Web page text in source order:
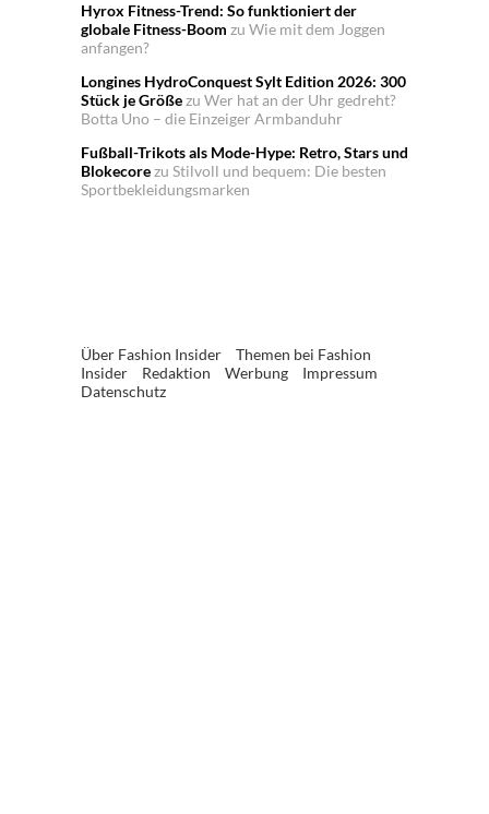
Hyrox Fitness-Trend: So funktioniert der
globale Fitness-Boom zu Wie mit dem Joggen
anfangen?
Longines HydroConquest Sylt Edition 2026: 300
Stück je Größezu Wer hat an der Uhr gedreht?
Botta Uno – die Einzeiger Armbanduhr
Fußball-Trikots als Mode-Hype: Retro, Stars und
Blokecorezu Stilvoll und bequem: Die besten
Sportbekleidungsmarken
Über Fashion Insider
Themen bei Fashion
Insider
Redaktion Werbung
Impressum
Datenschutz